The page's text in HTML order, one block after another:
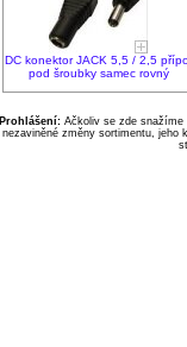
DC konektor JACK 5,5 / 2,5
pod šroubky samec rovný
Prohlášení:Ačkoliv se zde snažíme
nezaviněné změny sortimentu, jeho